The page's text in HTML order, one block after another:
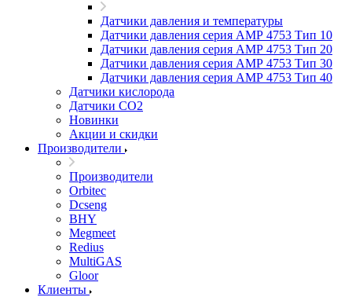
Датчики давления и температуры
Датчики давления серия АМР 4753 Тип 10
Датчики давления серия АМР 4753 Тип 20
Датчики давления серия АМР 4753 Тип 30
Датчики давления серия АМР 4753 Тип 40
Датчики кислорода
Датчики CO2
Новинки
Акции и скидки
Производители
Производители
Orbitec
Dcseng
BHY
Megmeet
Redius
MultiGAS
Gloor
Клиенты